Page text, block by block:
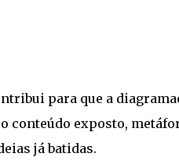
para que a
conteúdo exposto,
já batidas.